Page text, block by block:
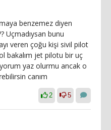
benzemez diyen
Uçmadıysan bunu
veren çoğu kişi sivil pilot
bakalım jet pilotu bir uç
yaz olurmu ancak o
canım
2 5